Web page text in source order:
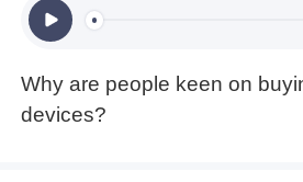
Why are people keen on
devices?